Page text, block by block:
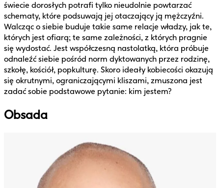
świecie dorosłych potrafi tylko nieudolnie powtarzać
schematy, które podsuwają jej otaczający ją mężczyźni.
Walcząc o siebie buduje takie same relacje władzy, jak te,
których jest ofiarą; te same zależności, z których pragnie
się wydostać. Jest współczesną nastolatką, która próbuje
odnaleźć siebie pośród norm dyktowanych przez rodzinę,
szkołę, kościół, popkulturę. Skoro ideały kobiecości okazują
się okrutnymi, ograniczającymi kliszami, zmuszona jest
zadać sobie podstawowe pytanie: kim jestem?
Obsada